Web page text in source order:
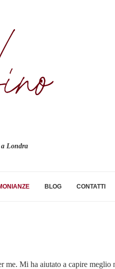
a Londra
BLOG CONTATTI
Mi ha aiutato a capire meglio